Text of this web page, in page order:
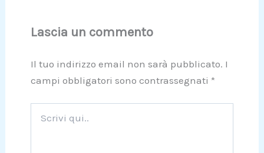
Lascia un commento
Il tuo indirizzo email non sarà pubblicato. I
campi obbligatori sono contrassegnati *
qui..